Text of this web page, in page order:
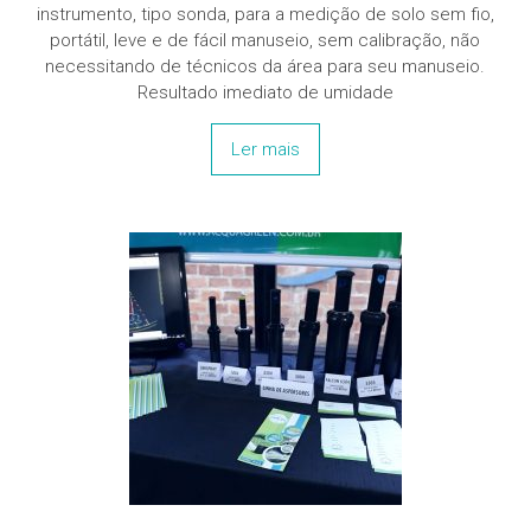
instrumento, tipo sonda, para a medição de solo sem fio,
portátil, leve e de fácil manuseio, sem calibração, não
necessitando de técnicos da área para seu manuseio.
Resultado imediato de umidade
Ler mais